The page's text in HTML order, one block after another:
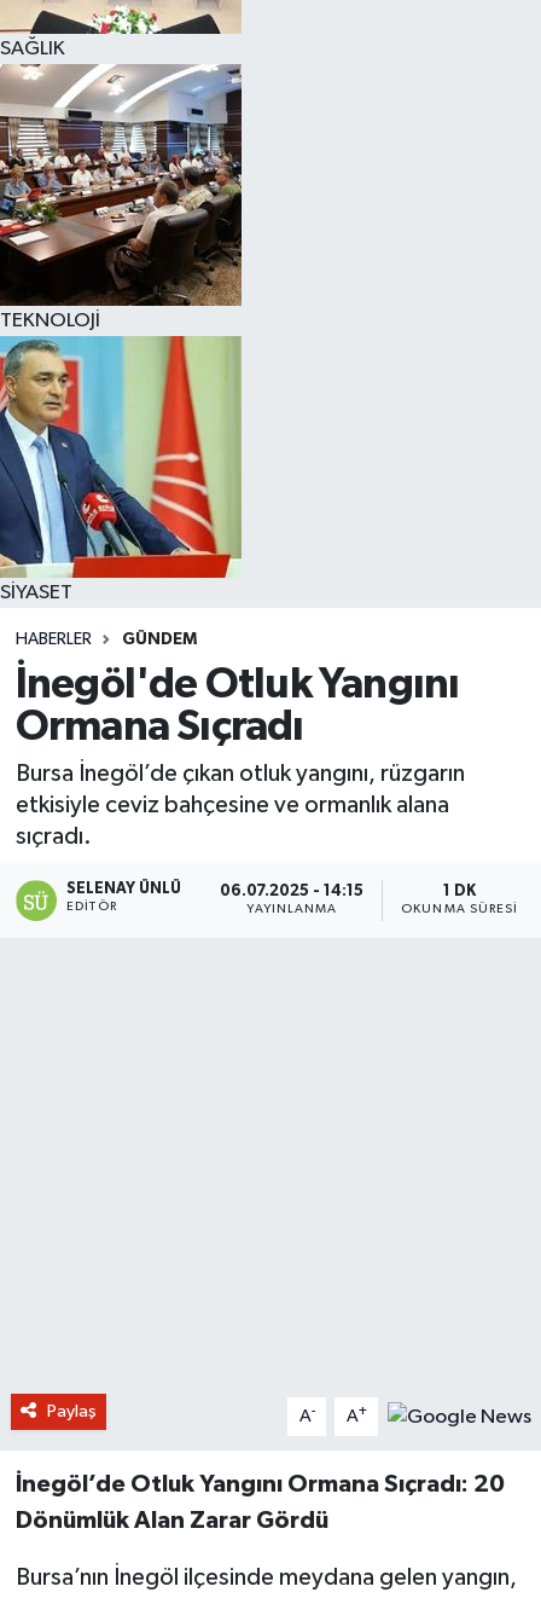
SAĞLIK
TEKNOLOJİ
SİYASET
HABERLER GÜNDEM
İnegöl'de Otluk Yangını
Ormana Sıçradı
Bursa İnegöl’de çıkan otluk yangını, rüzgarın
etkisiyle ceviz bahçesine ve ormanlık alana
sıçradı.
SELENAY ÜNLÜ
EDITÖR
06.07.2025 - 14:15
YAYINLANMA
1 DK
OKUNMA SÜRESI
Paylaş A- A+
İnegöl’de Otluk Yangını Ormana Sıçradı: 20
Dönümlük Alan Zarar Gördü
Bursa’nın İnegöl ilçesinde meydana gelen yangın,